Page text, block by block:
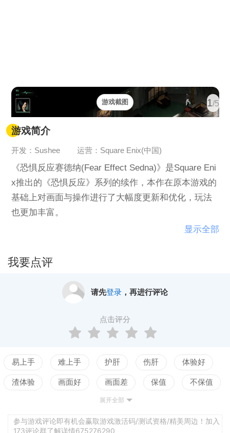
1/5
游戏截图
游戏简介
开发：Sushee 运营：Square Enix(中国)
《恐惧反应赛德纳(Fear Effect Sedna)》是Square Eni
x推出的《恐惧反应》系列的续作，本作在原本游戏的
基础上对画面与操作进行了大幅度更新和优化，玩法
也更加丰富。
显示全部
我要点评
请先登录，再进行评论
点击评分
易上手 难上手 护肝 伤肝 体验好
渣体验 画面好 画面差 保值 不保值
测试
展开全部
参与游戏评论即有机会赢取游戏激活码/测试资格/精美周边！加入
173评论群了解详情675276290